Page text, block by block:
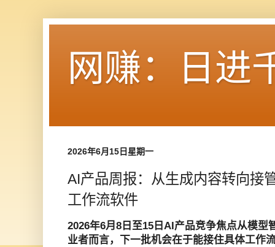
网赚：日进
2026年6月15日星期一
AI产品周报：从生成内容转向接
工作流软件
2026年6月8日至15日AI产品竞争焦点从模型
业者而言，下一批机会在于能接住具体工作